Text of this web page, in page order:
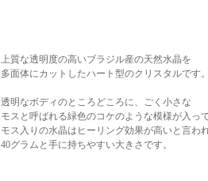
上質な透明度の高いブラジル産の天然水晶を
多面体にカットしたハート型のクリスタルです。
透明なボディのところどころに、ごく小さな
モスと呼ばれる緑色のコケのような模様が入って
モス入りの水晶はヒーリング効果が高いと言わ
40グラムと手に持ちやすい大きさです。